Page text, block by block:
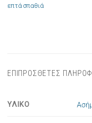
επτά σπαθιά
ΕΠΙΠΡΟΣΘΕΤΕΣ
ΥΛΙΚΟ